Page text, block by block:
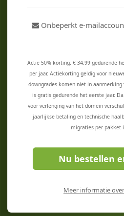
Onbeperkt e-
Actie 50% korting. € 34,99 gedurende
per jaar. Actiekorting geldig voor
downgrades komen niet in
is gratis gedurende het eerste jaar.
voor verlenging van het domein
jaarlijkse betaling en technische
migraties per pakket
Nu bestellen
Meer informatie